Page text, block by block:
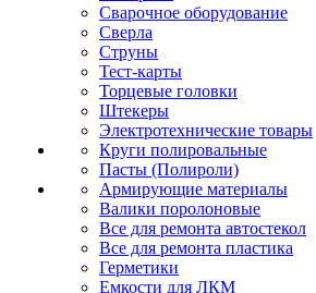
Сварочное оборудование
Сверла
Струны
Тест-карты
Торцевые головки
Штекеры
Электротехнические товары
Круги полировальные
Пасты (Полироли)
Армирующие материалы
Валики поролоновые
Все для ремонта автостекол
Все для ремонта пластика
Герметики
Емкости для ЛКМ